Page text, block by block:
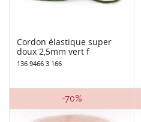
Cordon élastique super
doux 2,5mm vert f
136 9466 3 166
-70%